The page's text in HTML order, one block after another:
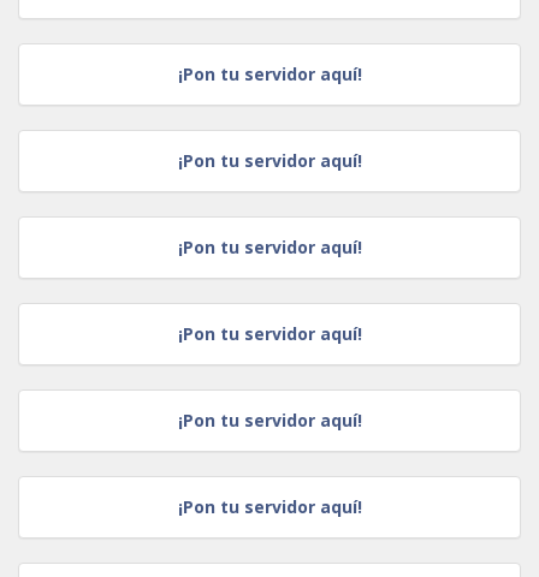
¡Pon tu servidor aquí!
¡Pon tu servidor aquí!
¡Pon tu servidor aquí!
¡Pon tu servidor aquí!
¡Pon tu servidor aquí!
¡Pon tu servidor aquí!